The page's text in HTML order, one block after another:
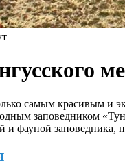
самым красивым и
заповедником
и фауной заповедника,